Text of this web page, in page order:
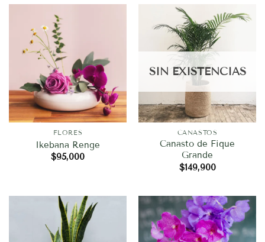
FLORES
Ikebana Renge
$95,000
SIN EXISTENCIAS
CANASTOS
Canasto de Fique
Grande
$149,900